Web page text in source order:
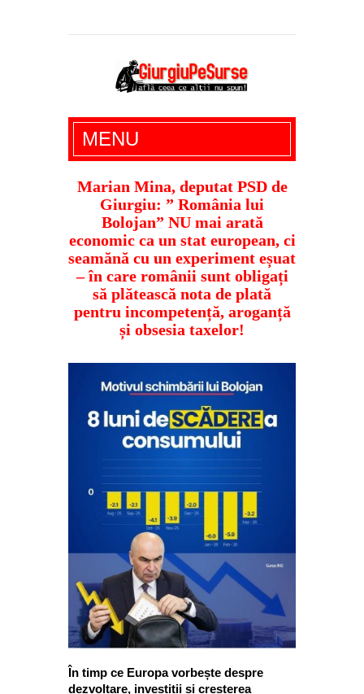
Giurgiu Pe Surse – actualitate giurgiu,
administratie giurgiu, stiri politice, social
economic, editoriale giurgiu, dezvaluiri,
soc, cancan, stiri locale
MENU
Marian Mina, deputat PSD de
Giurgiu: ” România lui
Bolojan” NU mai arată
economic ca un stat european, ci
seamănă cu un experiment eșuat
– în care românii sunt obligați
să plătească nota de plată
pentru incompetență, aroganță
și obsesia taxelor!
În timp ce Europa vorbește despre
dezvoltare, investiții și creșterea